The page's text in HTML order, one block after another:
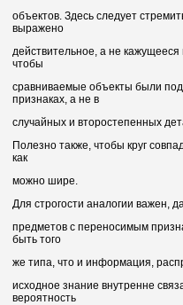
объектов. Здесь следует
выражено
действительное, а не
чтобы
сравниваемые объекты были
признаках, а не в
случайных и второстепенных
Полезно также, чтобы круг
как
можно шире.
Для строгости аналогии важен,
предметов с переносимым
быть того
же типа, что и информация,
исходное знание внутренне
вероятность